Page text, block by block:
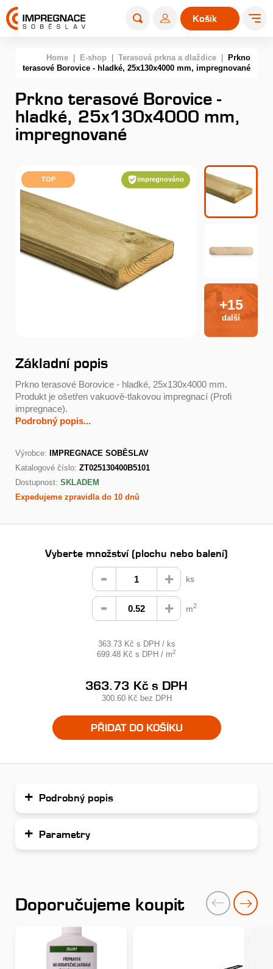
0
Košík
Home E-shop Terasová prkna a dlaždice
Prkno
terasové Borovice - hladké, 25x130x4000 mm, impregnované
Prkno terasové Borovice -
hladké, 25x130x4000 mm,
impregnované
impregnováno
TOP
+15
další
Základní popis
Prkno terasové Borovice - hladké, 25x130x4000 mm.
Produkt je ošetřen vakuově-tlakovou impregnací (Profi
impregnace).
Podrobný popis...
Výrobce:
IMPREGNACE SOBĚSLAV
Katalogové číslo: ZT025130400B5101
Dostupnost: SKLADEM
Expedujeme zpravidla do 10 dnů
Vyberte množství (plochu nebo balení)
ks
m2
363.73 Kč s DPH
300.60 Kč bez DPH
363.73 Kč s DPH / ks
699.48 Kč s DPH / m2
PŘIDAT DO KOŠÍKU
Podrobný popis
Parametry
Doporučujeme koupit